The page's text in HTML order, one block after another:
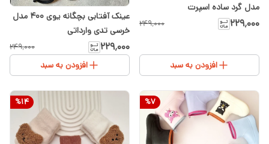
مدل گرد ساده اسپرت
۲۲۹٬۰۰۰ ۲۴۹٬۰۰۰
افزودن به سبد
عینک آفتابی بچگانه یوی ۴۰۰ مدل
خرسی تدی وارداتی
۲۲۹٬۰۰۰ ۲۴۹٬۰۰۰
افزودن به سبد
%7
%14